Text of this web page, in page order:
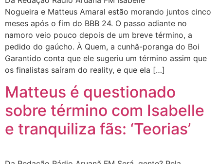
Nogueira e Matteus Amaral estão morando juntos cinco
meses após o fim do BBB 24. O passo adiante no
namoro veio pouco depois de um breve término, a
pedido do gaúcho. À Quem, a cunhã-poranga do Boi
Garantido conta que ele sugeriu um término assim que
os finalistas saíram do reality, e que ela […]
Matteus é questionado
sobre término com Isabelle
e tranquiliza fãs: ‘Teorias’